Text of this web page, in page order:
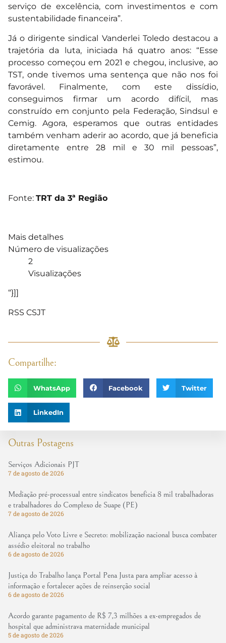
Outras Postagens
Serviços Adicionais PJT
7 de agosto de 2026
Mediação pré-processual entre sindicatos beneficia 8 mil trabalhadoras
e trabalhadores do Complexo de Suape (PE)
7 de agosto de 2026
Aliança pelo Voto Livre e Secreto: mobilização nacional busca combater
assédio eleitoral no trabalho
6 de agosto de 2026
Justiça do Trabalho lança Portal Pena Justa para ampliar acesso à
informação e fortalecer ações de reinserção social
6 de agosto de 2026
Acordo garante pagamento de R$ 7,3 milhões a ex-empregados de
hospital que administrava maternidade municipal
5 de agosto de 2026
serviço de excelência, com investimentos e com
sustentabilidade financeira”.
Já o dirigente sindical Vanderlei Toledo destacou a
trajetória da luta, iniciada há quatro anos: “Esse
processo começou em 2021 e chegou, inclusive, ao
TST, onde tivemos uma sentença que não nos foi
favorável. Finalmente, com este dissídio,
conseguimos firmar um acordo difícil, mas
construído em conjunto pela Federação, Sindsul e
Cemig. Agora, esperamos que outras entidades
também venham aderir ao acordo, que já beneficia
diretamente entre 28 mil e 30 mil pessoas”,
estimou.
Fonte: TRT da 3ª Região
Mais detalhes
Número de visualizações
2
Visualizações
“}]]
RSS CSJT
Compartilhe:
WhatsApp Facebook Twitter
LinkedIn